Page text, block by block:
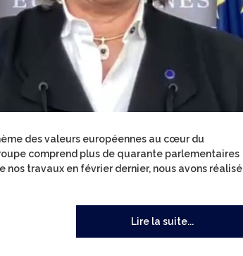
des valeurs européennes au cœur du
comprend plus de quarante parlementaires
travaux en février dernier, nous avons réalisé
Lire la suite...